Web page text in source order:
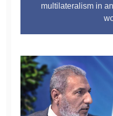
multilateralism in